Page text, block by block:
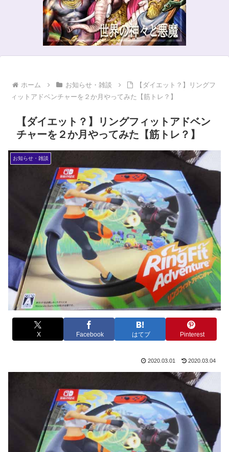
ホーム お知らせ・雑談
【ダイエット？】リングフ
ィットアドベンチャーを２か月やってみた【筋トレ？】
【ダイエット？】リングフィットアドベン
チャーを２か月やってみた【筋トレ？】
お知らせ・雑談
X Facebook はてブ Pinterest
2020.03.01 2020.03.04